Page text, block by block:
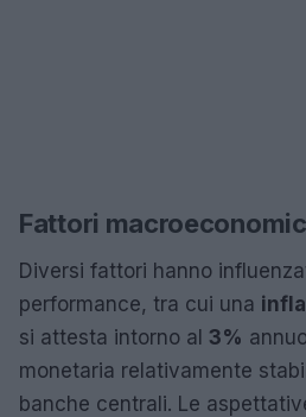
Fattori
Diversi fattori hanno
performance, tra cui una
si attesta intorno al 3%
monetaria relativamente
banche centrali. Le